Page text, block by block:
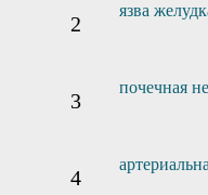
язва
почечная